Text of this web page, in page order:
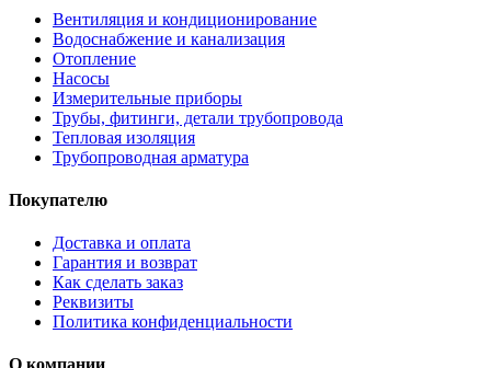
Вентиляция и кондиционирование
Водоснабжение и канализация
Отопление
Насосы
Измерительные приборы
Трубы, фитинги, детали трубопровода
Тепловая изоляция
Трубопроводная арматура
Покупателю
Доставка и оплата
Гарантия и возврат
Как сделать заказ
Реквизиты
Политика конфиденциальности